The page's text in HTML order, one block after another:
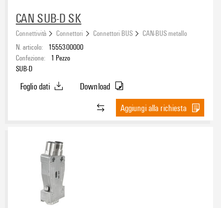
CAN SUB-D SK
Connettività Connettori Connettori BUS
CAN-BUS metallo
N. articolo:
1555300000
Confezione:
1 Pezzo
SUB-D
Foglio dati
Download
Aggiungi alla richiesta